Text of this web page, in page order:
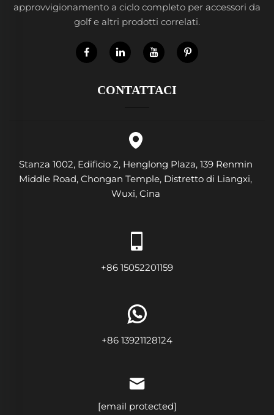
approvvigionamento a ciclo completo per accessori da
golf e altri prodotti correlati.
CONTATTACI
Stanza 1002, Edificio 2, Henglong Plaza, 139 Renmin
Middle Road, Chongan Temple, Distretto di Liangxi,
Wuxi, Cina
+86 15052201159
+86 13921128124
[email protected]